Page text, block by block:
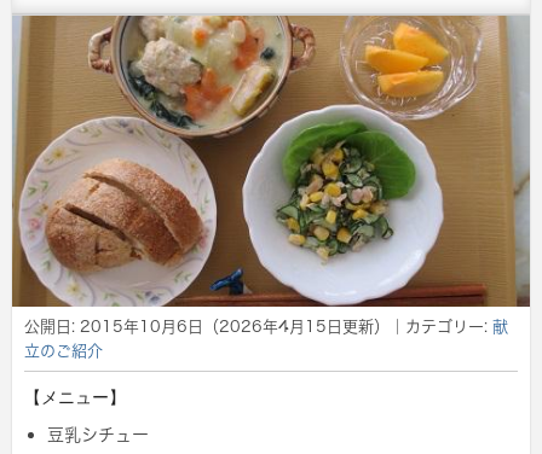
公開日: 2015年10月6日 （2026年4月15日更新） ｜カテゴリー: 献
立のご紹介
【メニュー】
豆乳シチュー